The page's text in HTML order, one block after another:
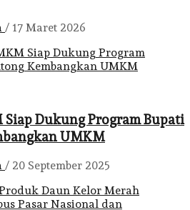
/ 17 Maret 2026
Dukung Program Bupati
UMKM
/ 20 September 2025